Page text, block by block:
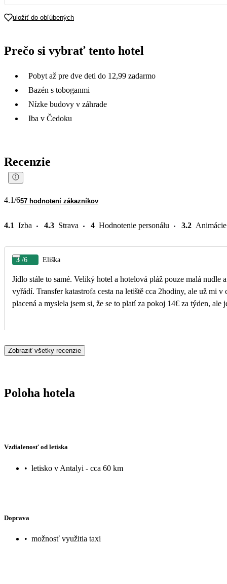
uložiť do obľúbených
Prečo si vybrať tento hotel
Pobyt až pre dve deti do 12,99 zadarmo
Bazén s toboganmi
Nízke budovy v záhrade
Iba v Čedoku
Recenzie
4.1/657 hodnotení zákazníkov
4.1 Izba 4.3 Strava 4 Hodnotenie personálu 3.2 Animácie
3 /6 Eliška
Jídlo stále to samé. Veliký hotel a hotelová pláž pouze malá nudle a pár lehátek. Pokoj hrozný jsme 4 a vůbec jsme se nevešli. V celém pokoji jedna
vyřádí. Transfer katastrofa cesta na letiště cca 2hodiny, ale už mi v
placená a myslela jsem si, že se to platí za pokoj 14€ za týden,
Zobraziť všetky recenzie
Poloha hotela
Vzdialenosť od letiska
• letisko v Antalyi - cca 60 km
Doprava
• možnosť využitia taxi